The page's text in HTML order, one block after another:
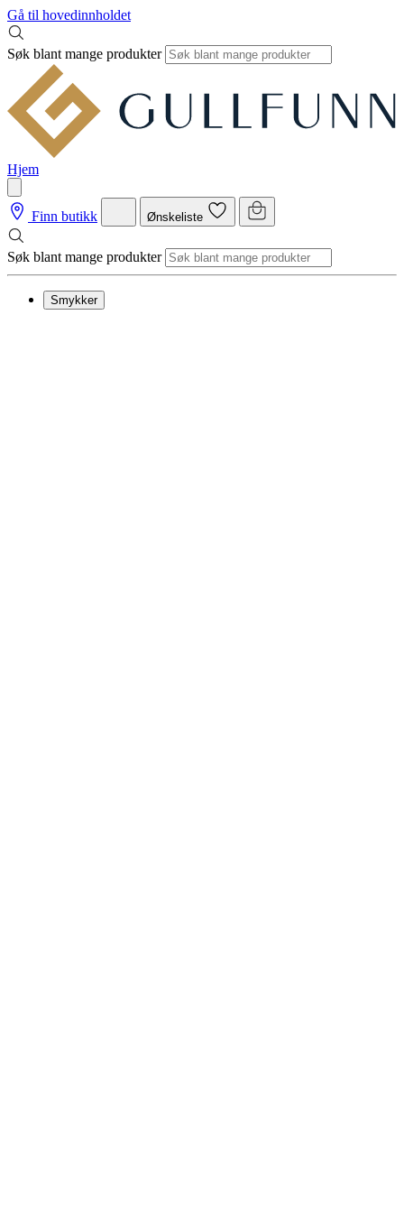
Gå til hovedinnholdet
Søk blant mange produkter
Hjem
Finn butikk Ønskeliste
Søk blant mange produkter
Smykker